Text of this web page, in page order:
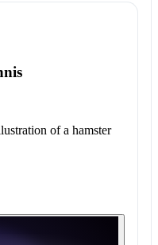
of a hamster